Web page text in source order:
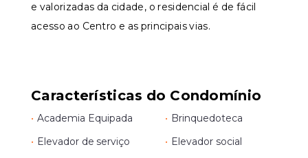
e valorizadas da cidade, o residencial é de fácil
acesso ao Centro e as principais vias.
Características do Condomínio
• Academia Equipada • Brinquedoteca
• Elevador de serviço • Elevador social